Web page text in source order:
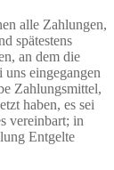
alle Zahlungen,
spätestens
an dem die
eingegangen
Zahlungsmittel,
haben, es sei
vereinbart; in
Entgelte